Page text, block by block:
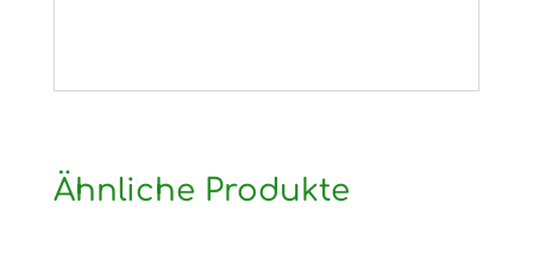
Ähnliche Produkte